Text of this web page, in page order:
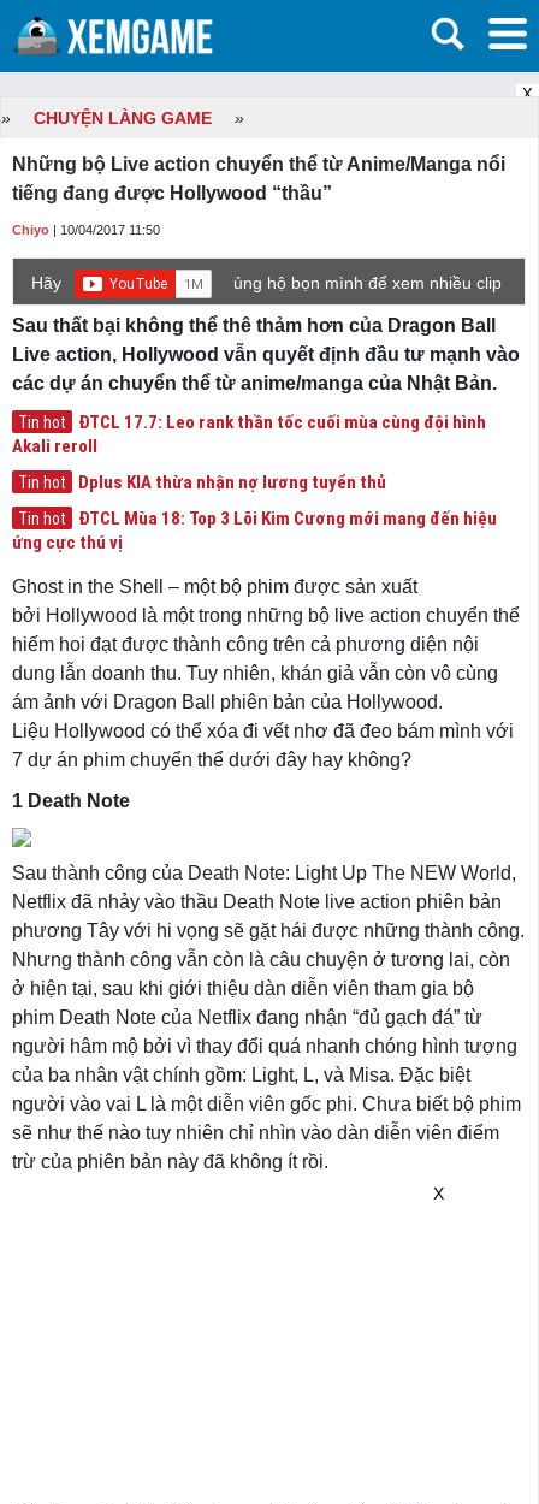
X
» CHUYỆN LÀNG GAME »
Những bộ Live action chuyển thể từ Anime/Manga nổi
tiếng đang được Hollywood “thầu”
Chiyo | 10/04/2017 11:50
Hãy
ủng hộ bọn mình để xem nhiều clip
game mới hơn nhé!
Sau thất bại không thể thê thảm hơn của Dragon Ball
Live action, Hollywood vẫn quyết định đầu tư mạnh vào
các dự án chuyển thể từ anime/manga của Nhật Bản.
Tin hot
ĐTCL 17.7: Leo rank thần tốc cuối mùa cùng đội hình
Akali reroll
Tin hot Dplus KIA thừa nhận nợ lương tuyển thủ
Tin hot
ĐTCL Mùa 18: Top 3 Lõi Kim Cương mới mang đến hiệu
ứng cực thú vị
Ghost in the Shell – một bộ phim được sản xuất
bởi Hollywood là một trong những bộ live action chuyển thể
hiếm hoi đạt được thành công trên cả phương diện nội
dung lẫn doanh thu. Tuy nhiên, khán giả vẫn còn vô cùng
ám ảnh với Dragon Ball phiên bản của Hollywood.
Liệu Hollywood có thể xóa đi vết nhơ đã đeo bám mình với
7 dự án phim chuyển thể dưới đây hay không?
1 Death Note
Sau thành công của Death Note: Light Up The NEW World,
Netflix đã nhảy vào thầu Death Note live action phiên bản
phương Tây với hi vọng sẽ gặt hái được những thành công.
Nhưng thành công vẫn còn là câu chuyện ở tương lai, còn
ở hiện tại, sau khi giới thiệu dàn diễn viên tham gia bộ
phim Death Note của Netflix đang nhận “đủ gạch đá” từ
người hâm mộ bởi vì thay đổi quá nhanh chóng hình tượng
của ba nhân vật chính gồm: Light, L, và Misa. Đặc biệt
người vào vai L là một diễn viên gốc phi. Chưa biết bộ phim
sẽ như thế nào tuy nhiên chỉ nhìn vào dàn diễn viên điểm
trừ của phiên bản này đã không ít rồi.
X